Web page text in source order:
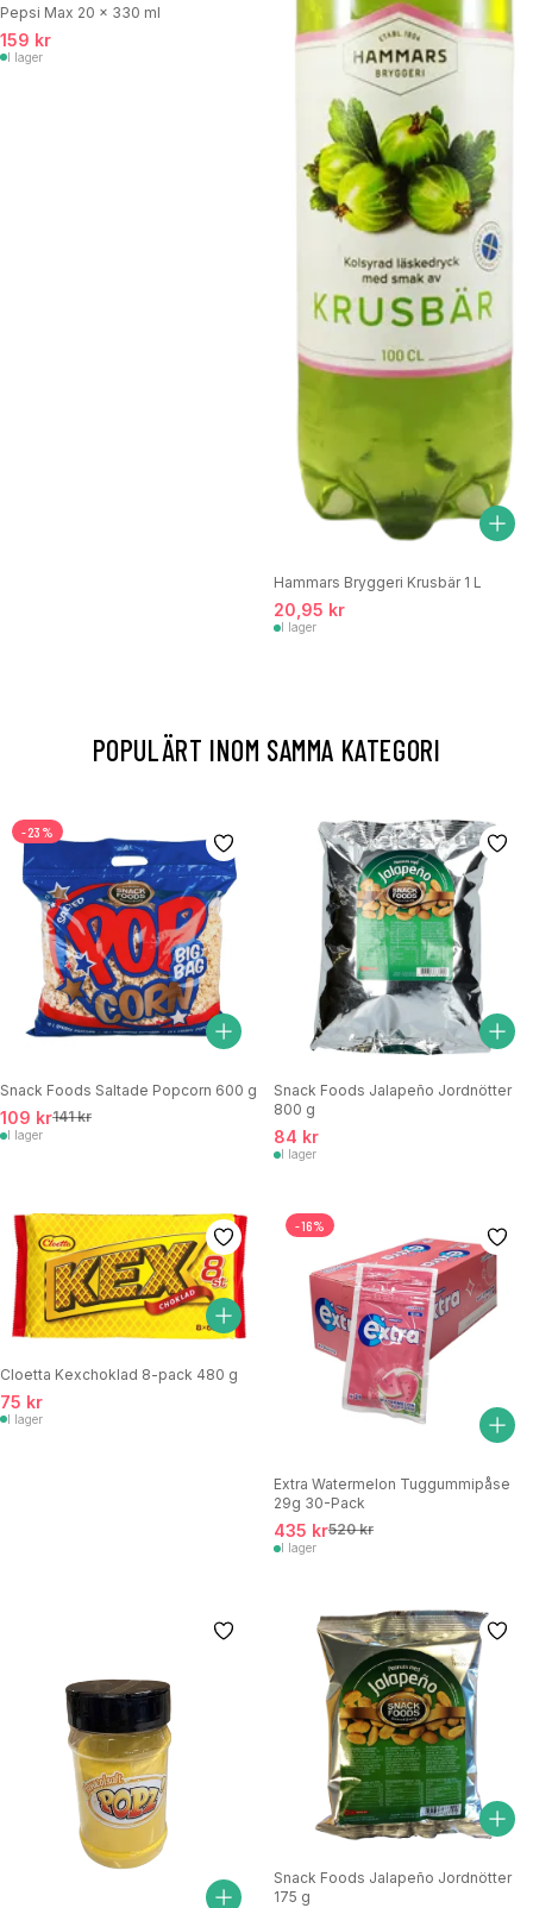
Pepsi Max 20 x 330 ml
159 kr
I lager
Hammars Bryggeri Krusbär 1 L
20,95 kr
I lager
POPULÄRT INOM SAMMA KATEGORI
-23%
Snack Foods Saltade Popcorn 600 g
109 kr141 kr
I lager
Snack Foods Jalapeño Jordnötter
800 g
84 kr
I lager
Cloetta Kexchoklad 8-pack 480 g
75 kr
I lager
-16%
Extra Watermelon Tuggummipåse
29g 30-Pack
435 kr520 kr
I lager
Snack Foods Jalapeño Jordnötter
175 g